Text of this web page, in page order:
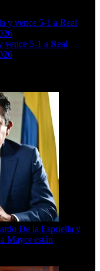
vence 5-1 a Real
De la Espriella y
Mayor están